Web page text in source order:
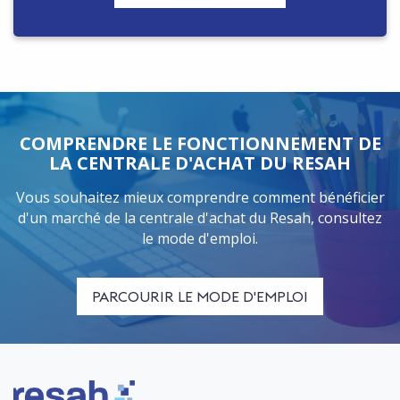
COMPRENDRE LE FONCTIONNEMENT DE
LA CENTRALE D'ACHAT DU RESAH
Vous souhaitez mieux comprendre comment bénéficier
d'un marché de la centrale d'achat du Resah, consultez
le mode d'emploi.
PARCOURIR LE MODE D'EMPLOI
Logo Resah